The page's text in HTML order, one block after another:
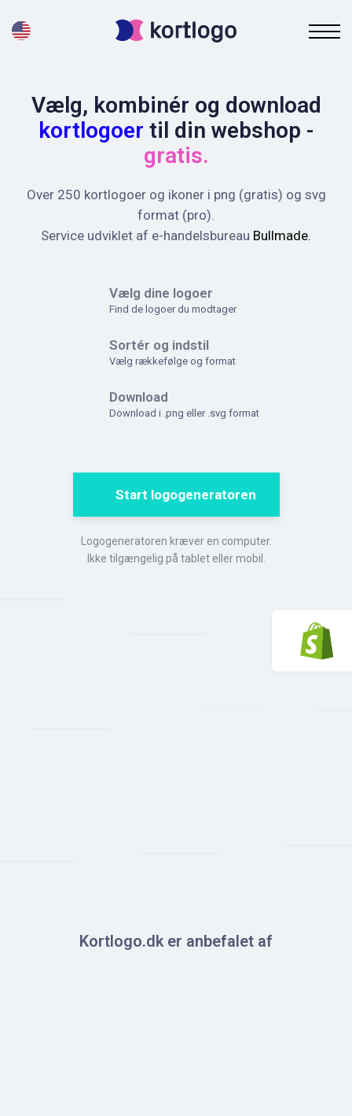
Vælg, kombinér og download
kortlogoer til din webshop -
gratis.
Over 250 kortlogoer og ikoner i png (gratis) og svg
format (pro).
Service udviklet af e-handelsbureau Bullmade.
Vælg dine logoer
Find de logoer du modtager
Sortér og indstil
Vælg rækkefølge og format
Download
Download i .png eller .svg format
Start logogeneratoren
Logogeneratoren kræver en computer.
Ikke tilgængelig på tablet eller mobil.
Kortlogo.dk er anbefalet af